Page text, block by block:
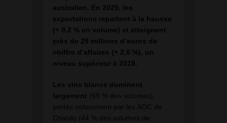
australien. En 2025, les
exportations repartent à la hausse
(+ 9,2 % en volume) et atteignent
près de 29 millions d’euros de
chiffre d’affaires (+ 2,6 %), un
niveau supérieur à 2019.
Les vins blancs dominent
largement (69 % des volumes),
portés notamment par les AOC de
Chablis (44 % des volumes de